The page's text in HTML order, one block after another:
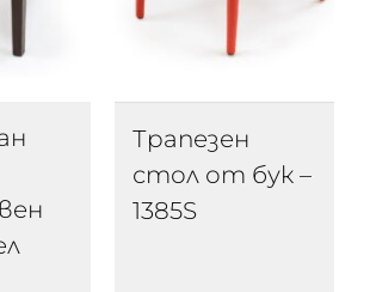
Трапезен
стол от бук –
1385S